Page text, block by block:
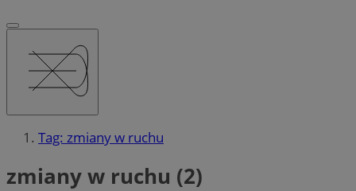
Tag: zmiany w ruchu
zmiany w ruchu (2)